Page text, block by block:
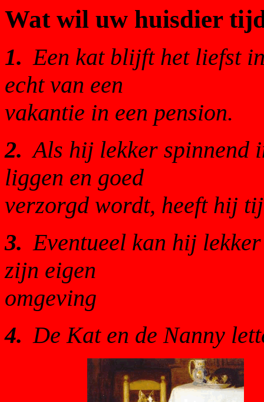
Wat wil uw huisdier
1. Een kat blijft het liefst
echt van een
vakantie in een pension.
2. Als hij lekker spinnend
liggen en goed
verzorgd wordt, heeft hij
3. Eventueel kan hij
zijn eigen
omgeving
4. De Kat en de Nanny